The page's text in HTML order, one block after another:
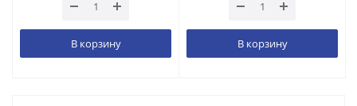
В корзину В корзину